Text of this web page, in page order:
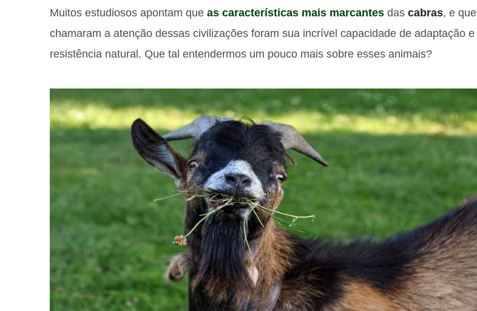
Muitos estudiosos apontam que as características mais marcantes das cabras, e que
chamaram a atenção dessas civilizações foram sua incrível capacidade de adaptação e
resistência natural. Que tal entendermos um pouco mais sobre esses animais?